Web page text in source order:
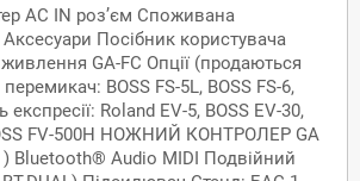
AC IN роз’єм Споживана
Аксесуари Посібник користувача
GA-FC Опції (продаються
BOSS FS-5L, BOSS FS-6,
експресії: Roland EV-5, BOSS EV-30,
FV-500H НОЖНИЙ КОНТРОЛЕР GA
) Bluetooth® Audio MIDI Подвійний